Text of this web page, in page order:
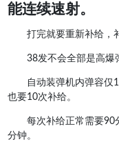
能连续速射。
打完就要重新补给，
38发不会全部是高爆
自动装弹机内弹容仅
也要10次补给。
每次补给正常需要90
分钟。